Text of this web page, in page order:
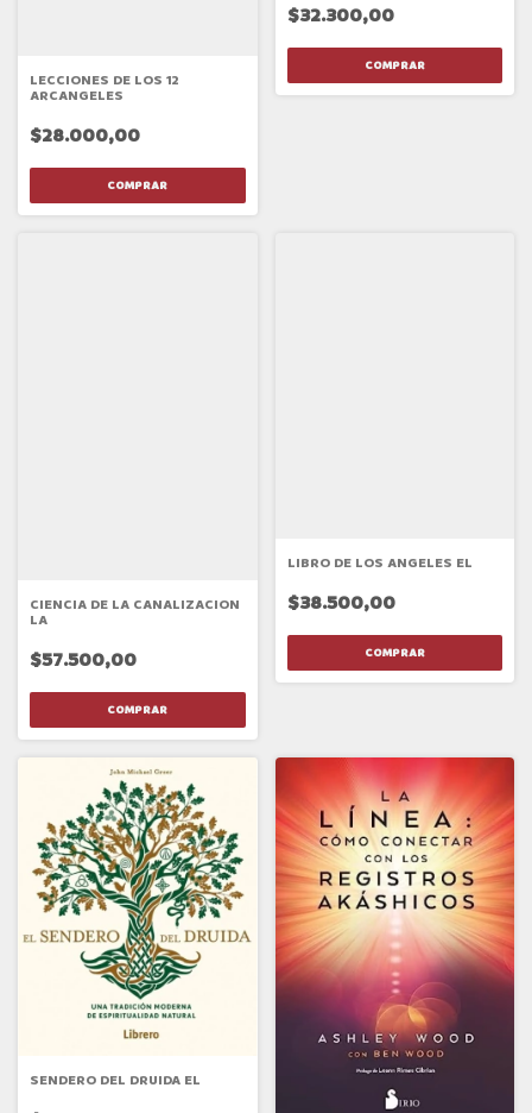
LECCIONES DE LOS 12
ARCANGELES
$28.000,00
$32.300,00
CIENCIA DE LA CANALIZACION
LA
$57.500,00
LIBRO DE LOS ANGELES EL
$38.500,00
SENDERO DEL DRUIDA EL